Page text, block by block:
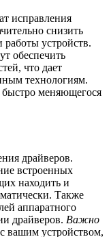
исправления
снизить
устройств.
обеспечить
что дает
технологиям.
меняющегося
драйверов.
встроенных
находить и
Также
аппаратного
драйверов. Важно
вашим устройством,